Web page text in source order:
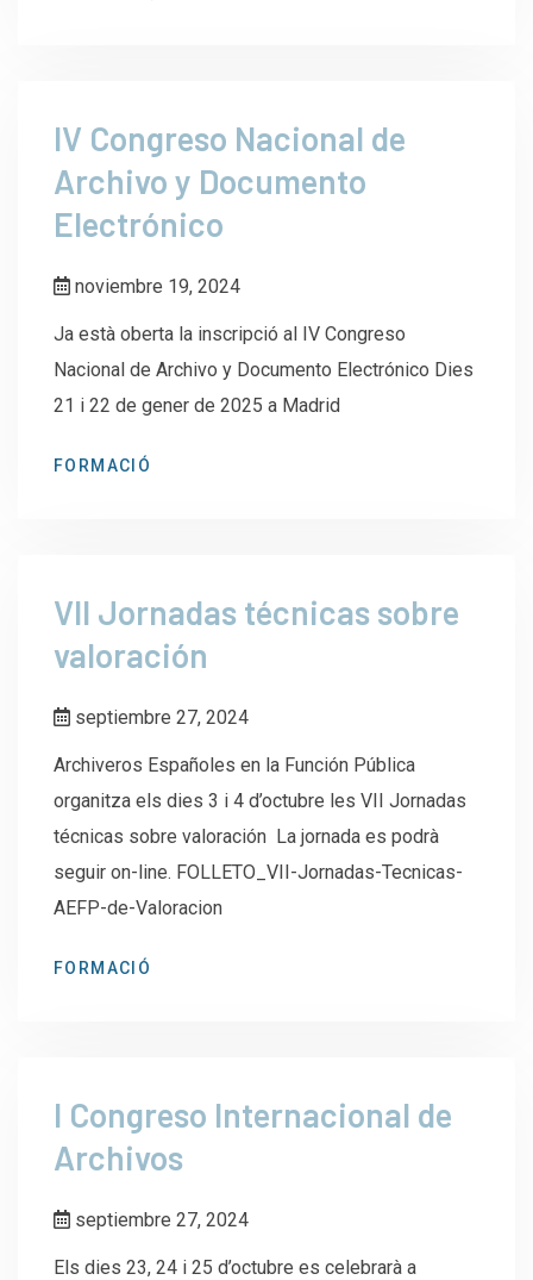
IV Congreso Nacional de
Archivo y Documento
Electrónico
noviembre 19, 2024
Ja està oberta la inscripció al IV Congreso
Nacional de Archivo y Documento Electrónico Dies
21 i 22 de gener de 2025 a Madrid
FORMACIÓ
VII Jornadas técnicas sobre
valoración
septiembre 27, 2024
Archiveros Españoles en la Función Pública
organitza els dies 3 i 4 d’octubre les VII Jornadas
técnicas sobre valoración La jornada es podrà
seguir on-line. FOLLETO_VII-Jornadas-Tecnicas-
AEFP-de-Valoracion
FORMACIÓ
I Congreso Internacional de
Archivos
septiembre 27, 2024
Els dies 23, 24 i 25 d’octubre es celebrarà a